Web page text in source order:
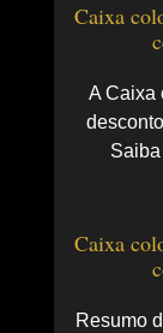
Caixa
A Caixa
Caixa
Resumo